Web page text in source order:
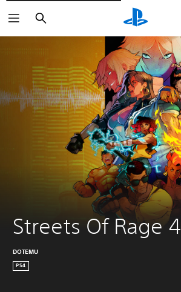
Suchen
Streets Of Rage 4
DOTEMU
PS4